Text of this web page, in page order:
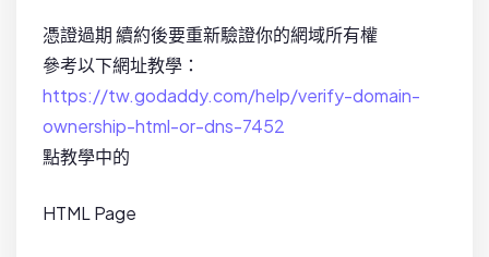
憑證過期 續約後要重新驗證你的網域所有權
參考以下網址教學：
https://tw.godaddy.com/help/verify-domain-
ownership-html-or-dns-7452
點教學中的
HTML Page